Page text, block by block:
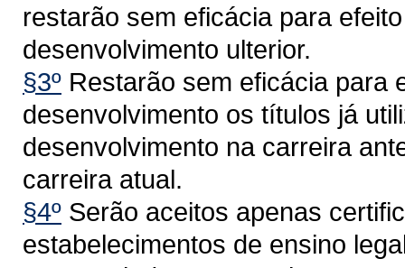
restarão sem eficácia para
desenvolvimento ulterior.
§3º Restarão sem eficácia para
desenvolvimento os títulos já
desenvolvimento na carreira
carreira atual.
§4º Serão aceitos apenas
estabelecimentos de ensino